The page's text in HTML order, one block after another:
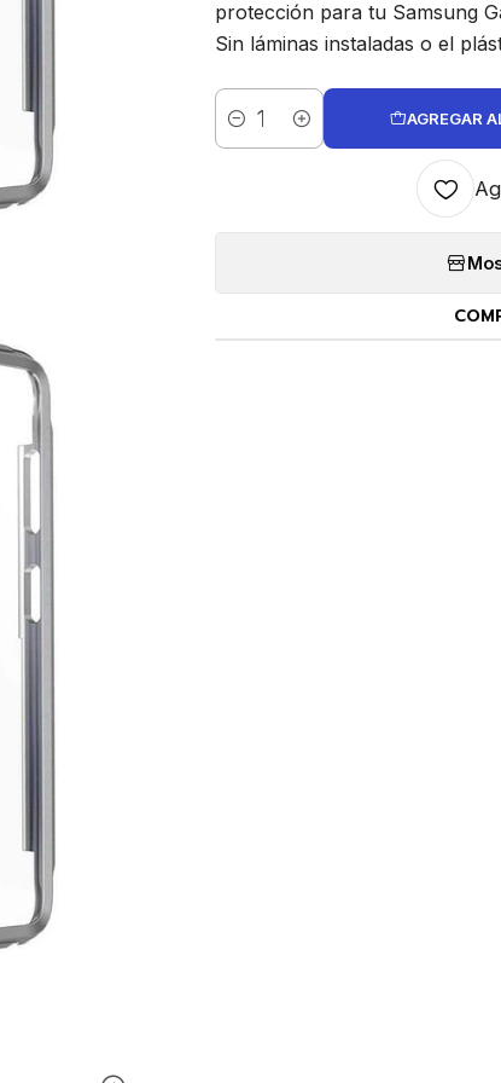
protección para tu Samsung
Sin láminas instaladas o el
Cantidad
AGREGAR